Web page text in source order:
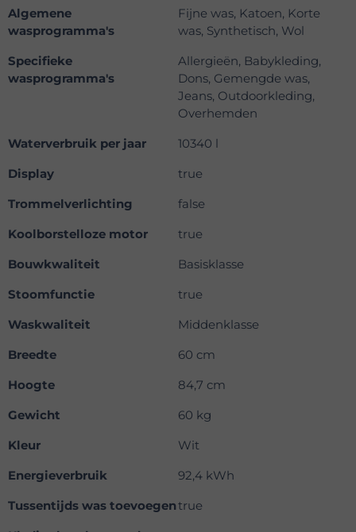
Algemene
wasprogramma's
Fijne was, Katoen, Korte
was, Synthetisch, Wol
Specifieke
wasprogramma's
Allergieën, Babykleding,
Dons, Gemengde was,
Jeans, Outdoorkleding,
Overhemden
Waterverbruik per jaar
10340 l
Display
true
Trommelverlichting
false
Koolborstelloze motor
true
Bouwkwaliteit
Basisklasse
Stoomfunctie
true
Waskwaliteit
Middenklasse
Breedte
60 cm
Hoogte
84,7 cm
Gewicht
60 kg
Kleur
Wit
Energieverbruik
92,4 kWh
Tussentijds was toevoegentrue